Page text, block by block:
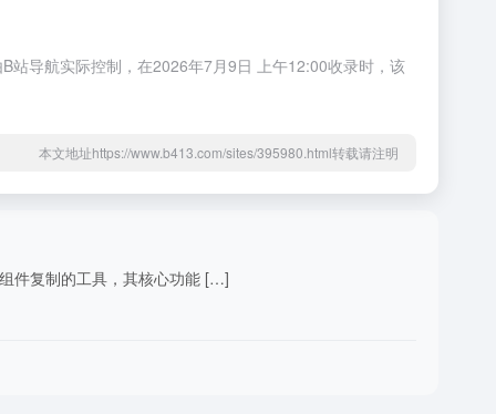
站导航实际控制，在2026年7月9日 上午12:00收录时，该
本文地址https://www.b413.com/sites/395980.html转载请注明
件复制的工具，其核心功能 […]